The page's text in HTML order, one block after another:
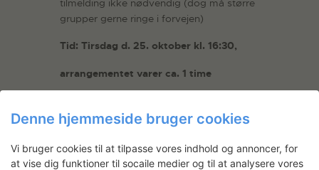
tilmelding ikke nødvendig (dog må større
grupper gerne ringe i forvejen)
Tid: Tirsdag d. 25. oktober kl. 16:30,
arrangementet varer ca. 1 time
Sted: Turboladen, Wilders Plads,
Bygning P, Christianshavn, 1401
København K
Denne hjemmeside bruger cookies
Vi bruger cookies til at tilpasse vores indhold og annoncer, for
at vise dig funktioner til socaile medier og til at analysere vores